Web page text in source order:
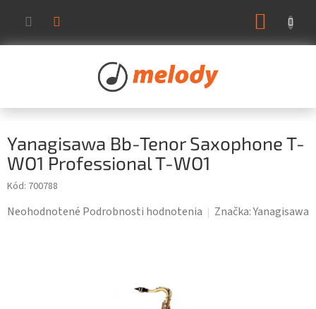
obsah
Yanagisawa Bb-Tenor Saxophone T-
WO1 Professional T-WO1
Kód: 700788
Priemerné
Neohodnotené Podrobnosti hodnotenia Značka:Yanagisawa